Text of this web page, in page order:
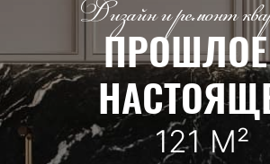
Дизайн и ремонт
121 М²